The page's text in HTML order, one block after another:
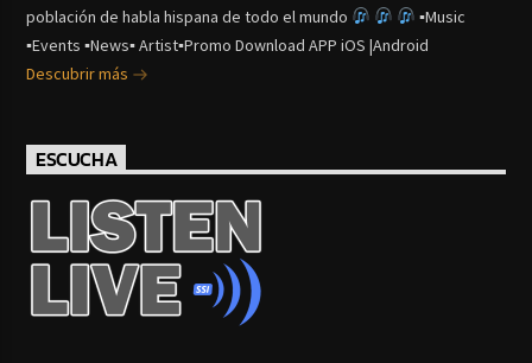
población de habla hispana de todo el mundo
▪Music
▪Events ▪News▪ Artist▪Promo Download APP iOS |Android
Descubrir más
ESCUCHA